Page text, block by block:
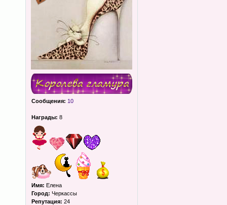
Сообщения: 10
Награды: 8
Имя: Елена
Город: Черкассы
Репутация: 24